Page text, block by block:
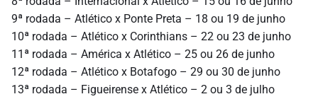
9ª rodada – Atlético x Ponte Preta – 18 ou 19 de junho
10ª rodada – Atlético x Corinthians – 22 ou 23 de junho
11ª rodada – América x Atlético – 25 ou 26 de junho
12ª rodada – Atlético x Botafogo – 29 ou 30 de junho
13ª rodada – Figueirense x Atlético – 2 ou 3 de julho